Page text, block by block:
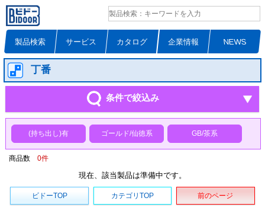
製品検索 サービス カタログ 企業情報 NEWS
丁番
条件で絞込み
(持ち出し)有 ゴールド/仙徳系 GB/茶系
商品数 0件
現在、該当製品は準備中です。
ビドーTOP カテゴリTOP 前のページ